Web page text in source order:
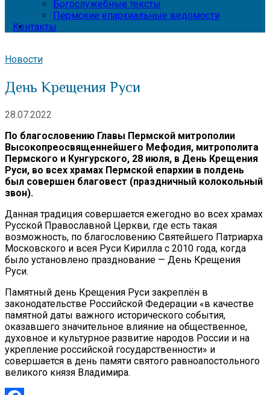
Богослужебные тексты
Пермские епархиальные ведомости
Контакты
Новости
День Крещения Руси
28.07.2022
По благословению Главы Пермской митрополии
Высокопреосвященнейшего Мефодия, митрополита
Пермского и Кунгурского, 28 июля, в День Крещения
Руси, во всех храмах Пермской епархии в полдень
был совершен благовест (праздничный колокольный
звон).
Данная традиция совершается ежегодно во всех храмах
Русской Православной Церкви, где есть такая
возможность, по благословению Святейшего Патриарха
Московского и всея Руси Кирилла с 2010 года, когда
было установлено празднование — День Крещения
Руси.
Памятный день Крещения Руси закреплён в
законодательстве Российской Федерации «в качестве
памятной даты важного исторического события,
оказавшего значительное влияние на общественное,
духовное и культурное развитие народов России и на
укрепление российской государственности» и
совершается в день памяти святого равноапостольного
великого князя Владимира.